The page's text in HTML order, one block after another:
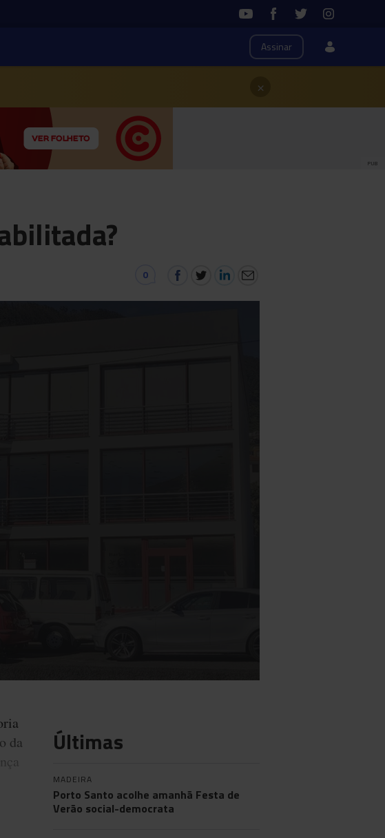
Assinar
×
PUB
0
da
Últimas
MADEIRA
Porto Santo acolhe amanhã Festa de
Verão social-democrata